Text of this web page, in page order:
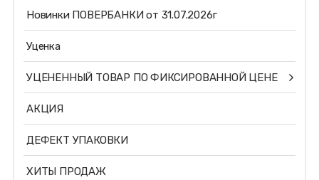
Новинки ПОВЕРБАНКИ от 31.07.2026г
Уценка
УЦЕНЕННЫЙ ТОВАР ПО ФИКСИРОВАННОЙ ЦЕНЕ
АКЦИЯ
ДЕФЕКТ УПАКОВКИ
ХИТЫ ПРОДАЖ